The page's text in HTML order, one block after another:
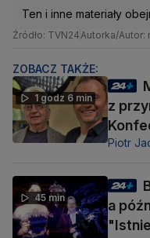
Ten i inne materiały
Źródło: TVN24Autorka/Autor:
ZOBACZ TAKŻE:
1 godz 6 min
z
Piotr
45 min
a